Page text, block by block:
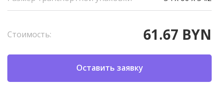
Стоимость: 61.67 BYN
Оставить заявку